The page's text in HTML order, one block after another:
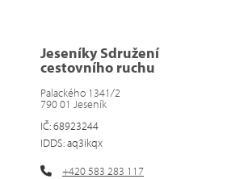
Jeseníky Sdružení
cestovního ruchu
Palackého 1341/2
790 01 Jeseník
IČ: 68923244
IDDS: aq3ikqx
+420 583 283 117